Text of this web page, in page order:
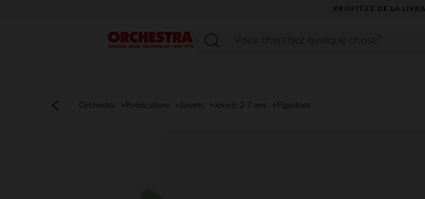
PROFITEZ DE LA
Menu
Orchestra Puériculture Jouets Jouets 2-7 ans Figurines